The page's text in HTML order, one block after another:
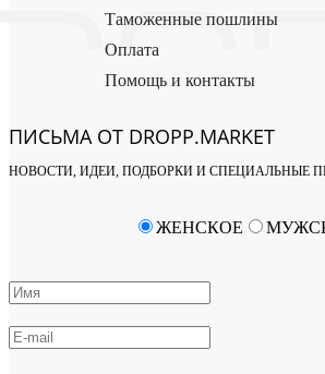
Таможенные пошлины
Оплата
Помощь и контакты
ПИСЬМА ОТ DROPP.MARKET
НОВОСТИ, ИДЕИ, ПОДБОРКИ И СПЕЦИАЛЬНЫЕ
ЖЕНСКОЕ